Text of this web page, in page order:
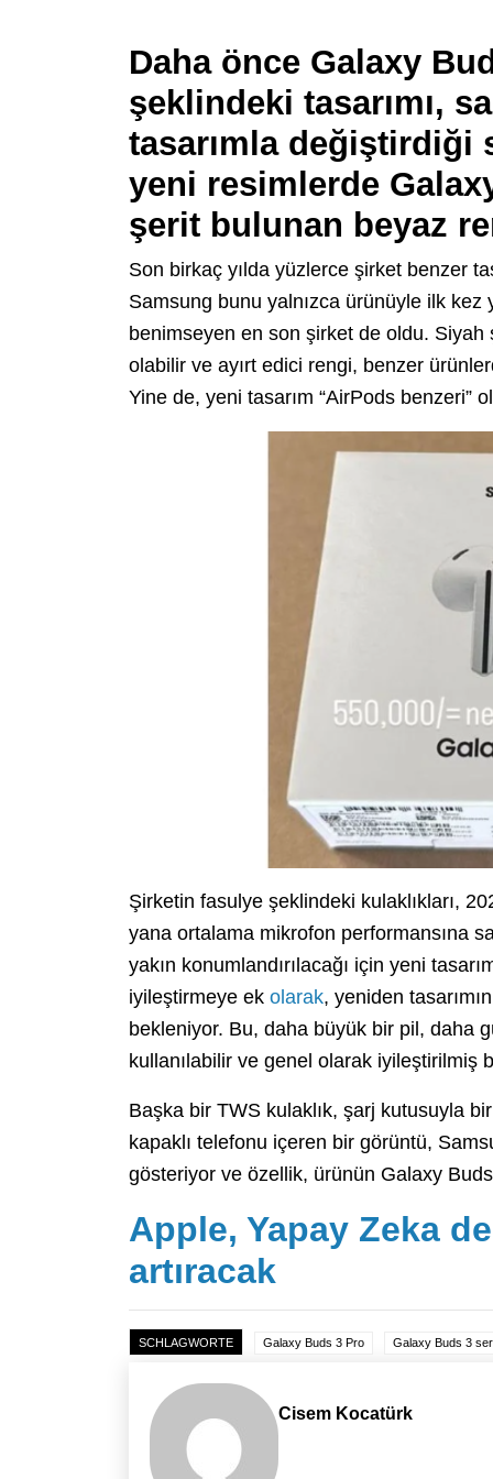
Daha önce Galaxy
şeklindeki tasarımı,
tasarımla değiştirdiği
yeni resimlerde
şerit bulunan beyaz
Son birkaç yılda yüzlerce şirket benzer
Samsung bunu yalnızca ürünüyle ilk kez
benimseyen en son şirket de oldu. Siyah
olabilir ve ayırt edici rengi, benzer
Yine de, yeni tasarım “AirPods benzeri”
Şirketin fasulye şeklindeki kulaklıkları,
yana ortalama mikrofon performansına
yakın konumlandırılacağı için yeni
iyileştirmeye ek olarak, yeniden
bekleniyor. Bu, daha büyük bir pil, daha
kullanılabilir ve genel olarak iyileştirilmiş
Başka bir TWS kulaklık, şarj kutusuyla
kapaklı telefonu içeren bir görüntü,
gösteriyor ve özellik, ürünün Galaxy
Apple, Yapay Zeka
artıracak
SCHLAGWORTE Galaxy Buds 3 Pro Galaxy Buds 3
Cisem Kocatürk